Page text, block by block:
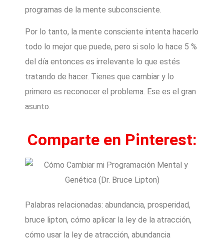
programas de la mente subconsciente.
Por lo tanto, la mente consciente intenta hacerlo
todo lo mejor que puede, pero si solo lo hace 5 %
del día entonces es irrelevante lo que estés
tratando de hacer. Tienes que cambiar y lo
primero es reconocer el problema. Ese es el gran
asunto.
Comparte en Pinterest:
Palabras relacionadas: abundancia, prosperidad,
bruce lipton, cómo aplicar la ley de la atracción,
cómo usar la ley de atracción, abundancia